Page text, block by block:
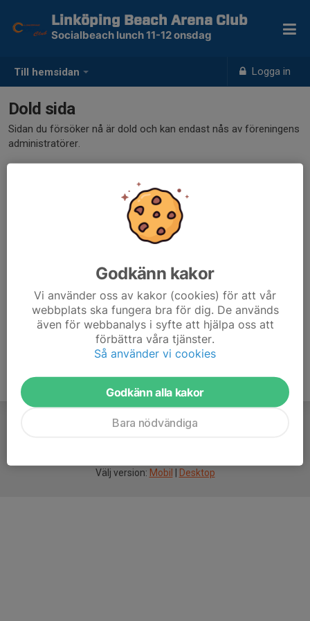
Till hemsidan Logga in
Linköping Beach Arena Club
Socialbeach lunch 11-12 onsdag
Dold sida
Sidan du försöker nå är dold och kan endast nås av föreningens
administratörer.
Välj version: Mobil Desktop
Godkänn kakor
Vi använder oss av kakor (cookies) för att vår
webbplats ska fungera bra för dig. De används
även för webbanalys i syfte att hjälpa oss att
förbättra våra tjänster.
Så använder vi cookies
Godkänn alla kakor
Bara nödvändiga